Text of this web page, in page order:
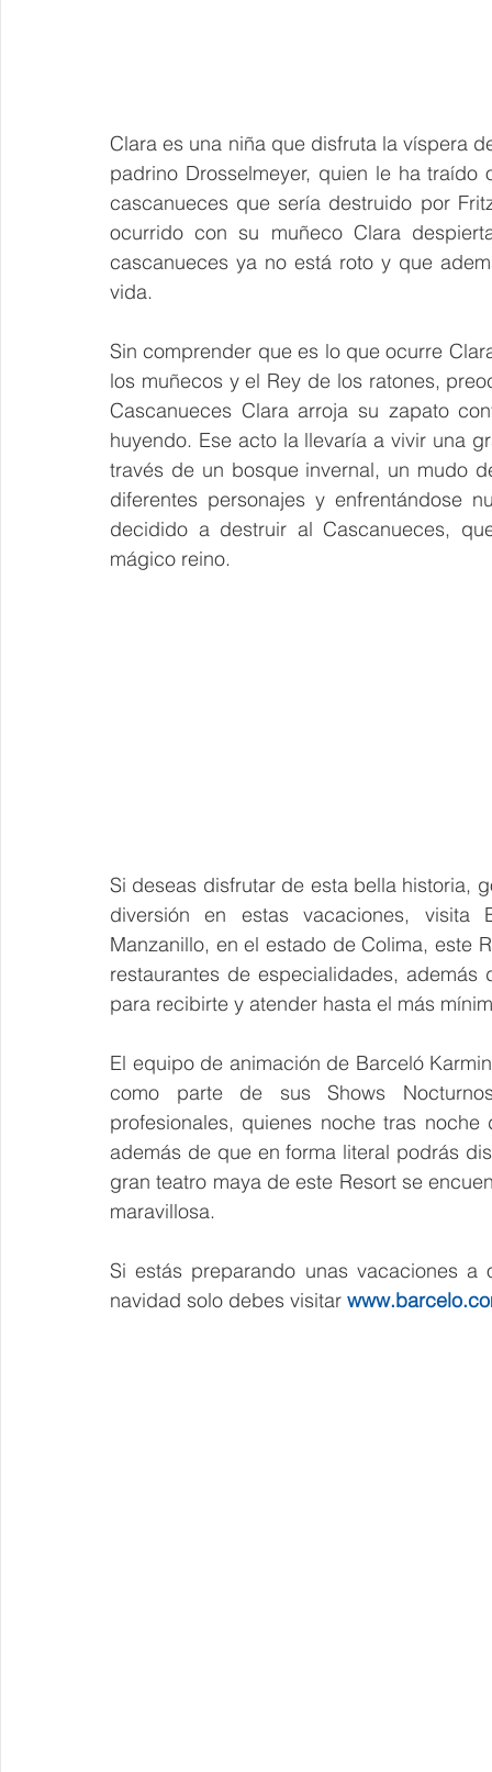
Clara es una niña que disfruta la víspera
padrino Drosselmeyer, quien le ha
cascanueces que sería destruido por
ocurrido con su muñeco Clara
cascanueces ya no está roto y que
vida.
Sin comprender que es lo que ocurre
los muñecos y el Rey de los ratones,
Cascanueces Clara arroja su zapato
huyendo. Ese acto la llevaría a vivir una
través de un bosque invernal, un mudo
diferentes personajes y enfrentándose
decidido a destruir al Cascanueces,
mágico reino.
Si deseas disfrutar de esta bella historia,
diversión en estas vacaciones,
Manzanillo, en el estado de Colima, este
restaurantes de especialidades,
para recibirte y atender hasta el más
El equipo de animación de Barceló
como parte de sus Shows
profesionales, quienes noche tras
además de que en forma literal podrás
gran teatro maya de este Resort se
maravillosa.
Si estás preparando unas vacaciones
navidad solo debes visitar